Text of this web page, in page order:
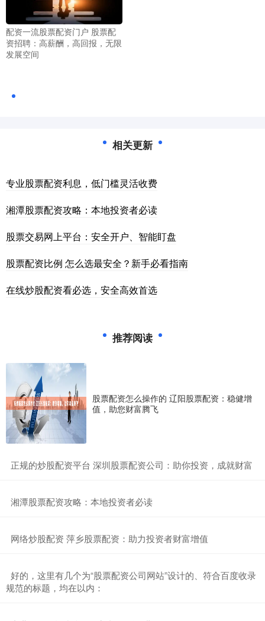
配资一流股票配资门户 股票配
资招聘：高薪酬，高回报，无限
发展空间
相关更新
专业股票配资利息，低门槛灵活收费
湘潭股票配资攻略：本地投资者必读
股票交易网上平台：安全开户、智能盯盘
股票配资比例 怎么选最安全？新手必看指南
在线炒股配资看必选，安全高效首选
推荐阅读
股票配资怎么操作的 辽阳股票配资：稳健增
值，助您财富腾飞
​正规的炒股配资平台 深圳股票配资公司：助你投资，成就财富
​湘潭股票配资攻略：本地投资者必读
​网络炒股配资 萍乡股票配资：助力投资者财富增值
​好的，这里有几个为“股票配资公司网站”设计的、符合百度收录
规范的标题，均在以内：